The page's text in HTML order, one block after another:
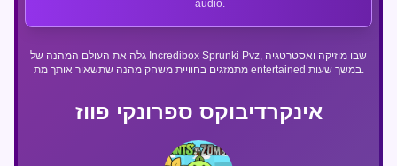
אינקרדיבוקס ספרונקי פווז
גלה את העולם המהנה של Incredibox Sprunki Pvz, שבו מוזיקה ואסטרטגיה
מתמזגים בחוויית משחק מהנה שתשאיר אותך מת entertained במשך שעות.
audio.